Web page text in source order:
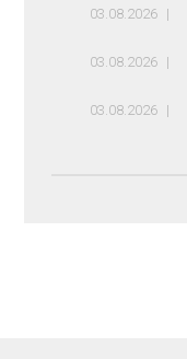
03.08.2026
03.08.2026
03.08.2026